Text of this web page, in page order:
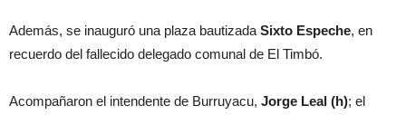
Además, se inauguró una plaza bautizada Sixto Espeche, en
recuerdo del fallecido delegado comunal de El Timbó.
Acompañaron el intendente de Burruyacu, Jorge Leal (h); el